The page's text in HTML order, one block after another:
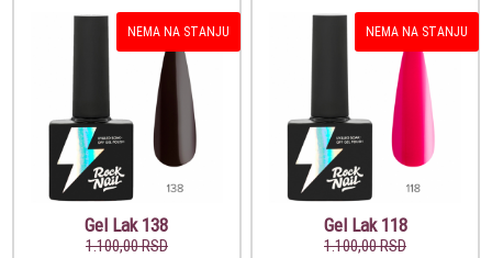
NEMA NA STANJU
Gel Lak 138
1.100,00 RSD
NEMA NA STANJU
Gel Lak 118
1.100,00 RSD